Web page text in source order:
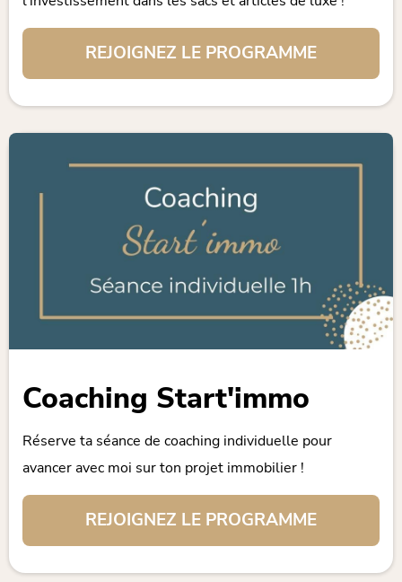
REJOIGNEZ LE PROGRAMME
Coaching Start'immo
Réserve ta séance de coaching individuelle pour
avancer avec moi sur ton projet immobilier !
REJOIGNEZ LE PROGRAMME